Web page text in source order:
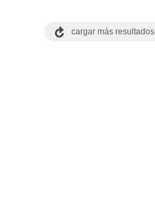
cargar más resultados